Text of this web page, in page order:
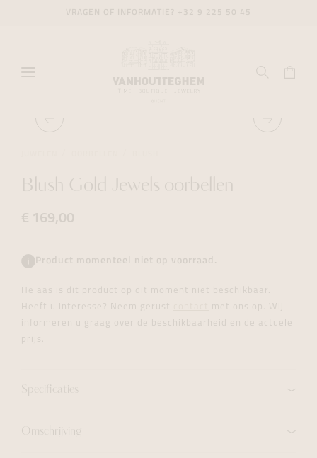
Blush Gold Jewels oorbellen
€ 169,00
Product momenteel niet op voorraad.
Helaas is dit product op dit moment niet beschikbaar.
Heeft u interesse? Neem gerust
met ons op. Wij
informeren u graag over de beschikbaarheid en de actuele
prijs.
Specificaties
Omschrijving